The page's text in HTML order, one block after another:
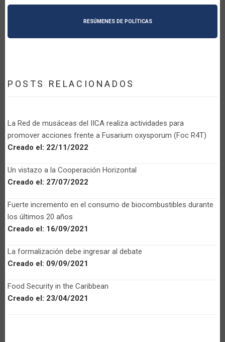
RESÚMENES DE POLÍTICAS
POSTS RELACIONADOS
La Red de musáceas del IICA realiza actividades para
promover acciones frente a Fusarium oxysporum (Foc R4T)
Creado el: 22/11/2022
Un vistazo a la Cooperación Horizontal
Creado el: 27/07/2022
Fuerte incremento en el consumo de biocombustibles durante
los últimos 20 años
Creado el: 16/09/2021
La formalización debe ingresar al debate
Creado el: 09/09/2021
Food Security in the Caribbean
Creado el: 23/04/2021